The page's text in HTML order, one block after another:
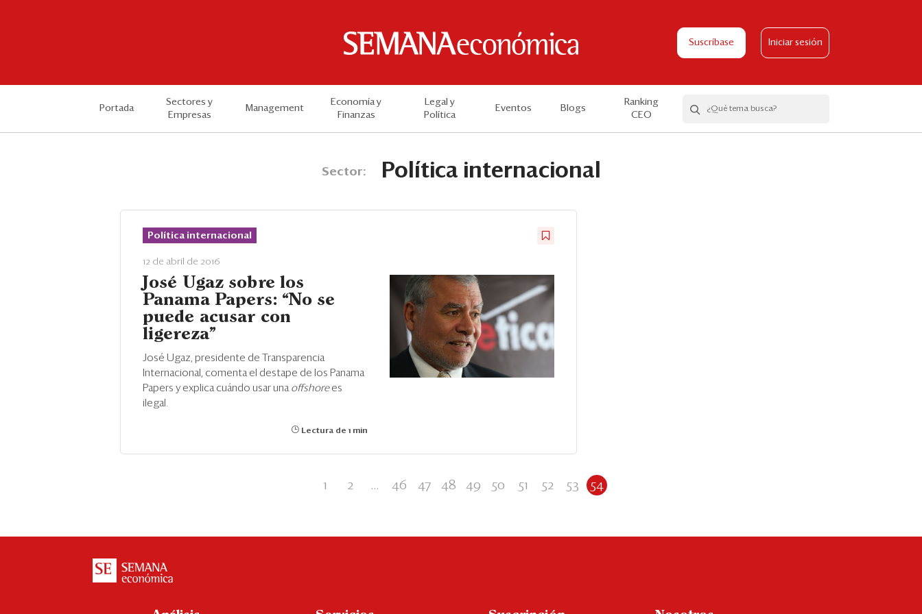
Suscríbase Iniciar sesión
Portada
Sectores y
Empresas
Management
Economía y
Finanzas
Legal y
Política
Eventos Blogs
Ranking
CEO
Sector: Política internacional
Política internacional
12 de abril de 2016
José Ugaz sobre los
Panama Papers: “No se
puede acusar con
ligereza”
José Ugaz, presidente de Transparencia
Internacional, comenta el destape de los Panama
Papers y explica cuándo usar una offshore es
ilegal.
Lectura de 1 min
1 2 ... 46 47 48 49 50 51 52 53 54